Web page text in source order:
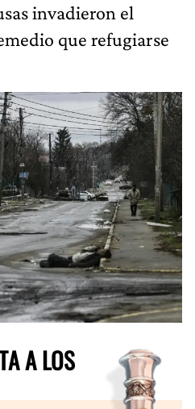
invadieron el
que refugiarse
A LOS